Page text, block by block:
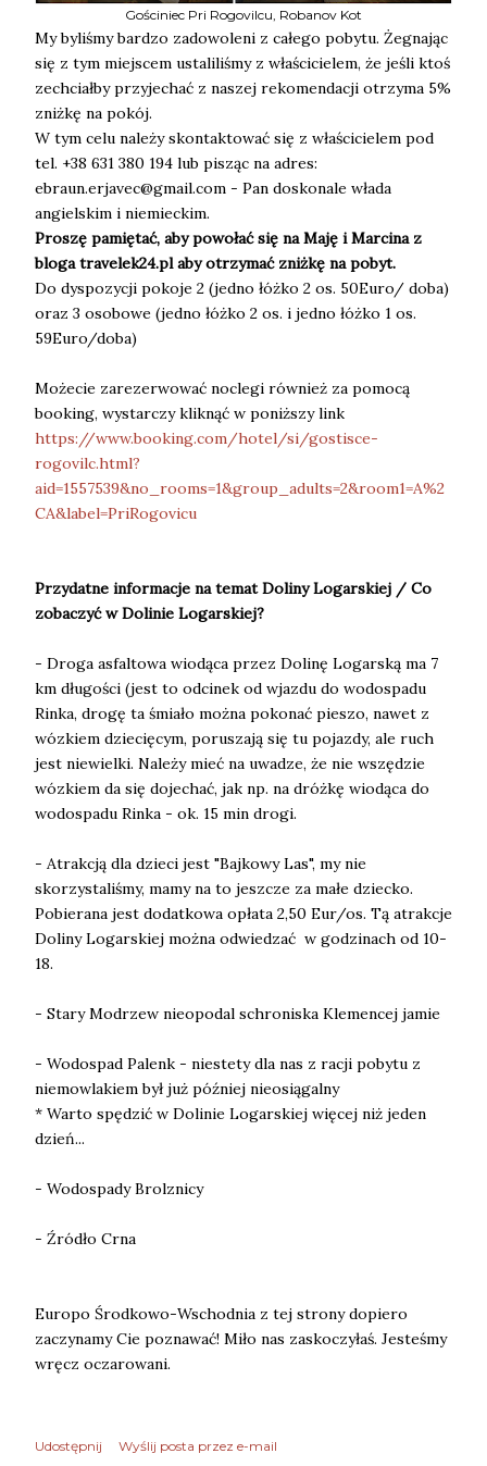
Gościniec Pri Rogovilcu, Robanov Kot
My byliśmy bardzo zadowoleni z całego pobytu. Żegnając
się z tym miejscem ustaliliśmy z właścicielem, że jeśli ktoś
zechciałby przyjechać z naszej rekomendacji otrzyma 5%
zniżkę na pokój.
W tym celu należy skontaktować się z właścicielem pod
tel. +38 631 380 194 lub pisząc na adres:
ebraun.erjavec@gmail.com - Pan doskonale włada
angielskim i niemieckim.
Proszę pamiętać, aby powołać się na Maję i Marcina z
bloga travelek24.pl aby otrzymać zniżkę na pobyt.
Do dyspozycji pokoje 2 (jedno łóżko 2 os. 50Euro/ doba)
oraz 3 osobowe (jedno łóżko 2 os. i jedno łóżko 1 os.
59Euro/doba)
Możecie zarezerwować noclegi również za pomocą
booking, wystarczy kliknąć w poniższy link
https://www.booking.com/hotel/si/gostisce-
rogovilc.html?
aid=1557539&no_rooms=1&group_adults=2&room1=A%2
CA&label=PriRogovicu
Przydatne informacje na temat Doliny Logarskiej / Co
zobaczyć w Dolinie Logarskiej?
- Droga asfaltowa wiodąca przez Dolinę Logarską ma 7
km długości (jest to odcinek od wjazdu do wodospadu
Rinka, drogę ta śmiało można pokonać pieszo, nawet z
wózkiem dziecięcym, poruszają się tu pojazdy, ale ruch
jest niewielki. Należy mieć na uwadze, że nie wszędzie
wózkiem da się dojechać, jak np. na dróżkę wiodąca do
wodospadu Rinka - ok. 15 min drogi.
- Atrakcją dla dzieci jest "Bajkowy Las", my nie
skorzystaliśmy, mamy na to jeszcze za małe dziecko.
Pobierana jest dodatkowa opłata 2,50 Eur/os. Tą atrakcje
Doliny Logarskiej można odwiedzać w godzinach od 10-
18.
- Stary Modrzew nieopodal schroniska Klemencej jamie
- Wodospad Palenk - niestety dla nas z racji pobytu z
niemowlakiem był już później nieosiągalny
* Warto spędzić w Dolinie Logarskiej więcej niż jeden
dzień...
- Wodospady Brolznicy
- Źródło Crna
Europo Środkowo-Wschodnia z tej strony dopiero
zaczynamy Cie poznawać! Miło nas zaskoczyłaś. Jesteśmy
wręcz oczarowani.
Udostępnij
Wyślij posta przez e-mail